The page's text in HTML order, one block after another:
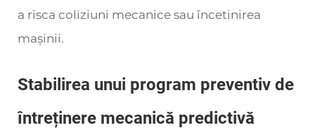
a risca coliziuni mecanice sau încetinirea
mașinii.
Stabilirea unui program preventiv de
întreținere mecanică predictivă